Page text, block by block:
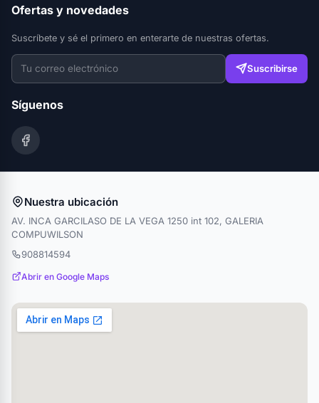
Ofertas y novedades
Suscríbete y sé el primero en enterarte de nuestras ofertas.
Suscribirse
Síguenos
Nuestra ubicación
AV. INCA GARCILASO DE LA VEGA 1250 int 102, GALERIA
COMPUWILSON
908814594
Abrir en Google Maps